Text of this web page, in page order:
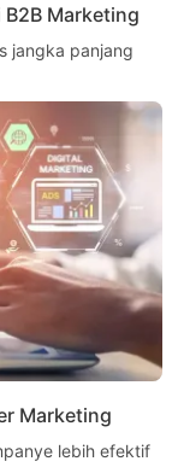
Marketing
jangka panjang
Marketing
lebih efektif